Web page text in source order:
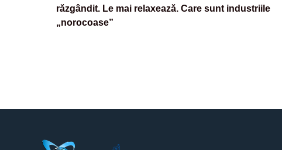
răzgândit. Le mai relaxează. Care sunt industriile
„norocoase”